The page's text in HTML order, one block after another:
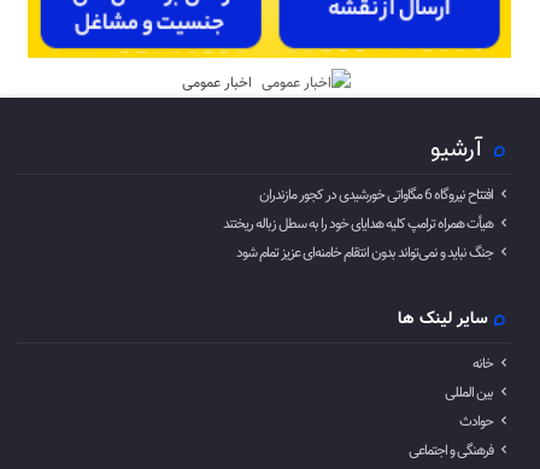
اخبار عمومی
آرشیو
افتتاح نیروگاه 6 مگاواتی خورشیدی در کجور مازندران
هیأت همراه ترامپ کلیه هدایای خود را به سطل زباله ریختند
جنگ نباید و نمی‌تواند بدون انتقام خامنه‌ای عزیز تمام شود
سایر لینک ها
خانه
بین المللی
حوادث
فرهنگی و اجتماعی